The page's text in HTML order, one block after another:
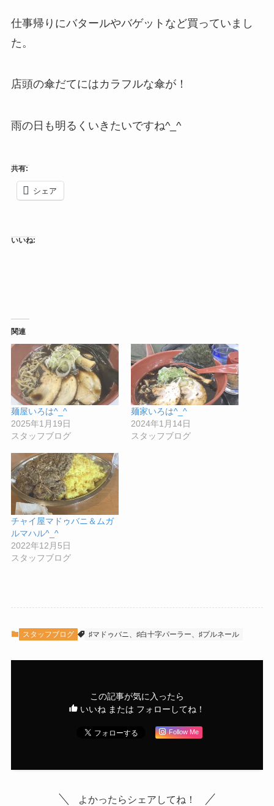
仕事帰りにバタールやバゲットなど買っていまし
た。
店頭の傘だてにはカラフルな傘が！
雨の日も明るくいきたいですね^_^
共有:
シェア
いいね:
関連
麺屋いろは^_^
2025年1月19日
スタッフブログ
麺家いろは^_^
2024年1月14日
スタッフブログ
チャイ屋マドゥバニ＆ムガ
ルマハル^_^
2022年12月5日
スタッフブログ
スタッフブログ ♯マドゥバニ、♯白十字パーラー、♯プルネール
この記事が気に入ったら
いいね または フォローしてね！
Follow Me
よかったらシェアしてね！